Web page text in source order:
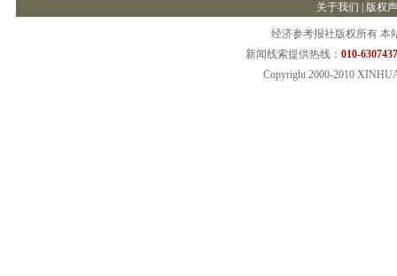
关于我们 版权
经济参考报社版权所有 本
新闻线索提供热线： 010-
Copyright 2000-2010